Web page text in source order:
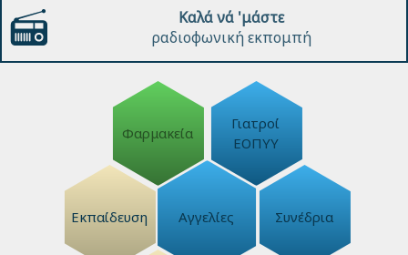
Καλά νά 'μάστε
ραδιοφωνική εκπομπή
Φαρμακεία
Γιατροί
ΕΟΠΥΥ
Εκπαίδευση Αγγελίες Συνέδρια